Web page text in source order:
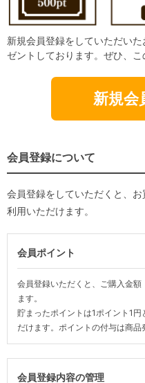
新規会員登録をしていただいた
ゼントしております。ぜひ、こ
新規会
会員登録について
会員登録をしていただくと、
利用いただけます。
会員ポイント
会員登録いただくと、ご購入金
ます。
貯まったポイントは1ポイント1
だけます。ポイントの付与は商品
会員登録内容の管理